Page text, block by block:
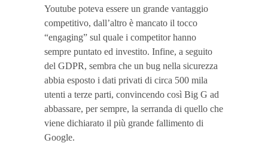
Youtube poteva essere un grande vantaggio
competitivo, dall’altro è mancato il tocco
“engaging” sul quale i competitor hanno
sempre puntato ed investito. Infine, a seguito
del GDPR, sembra che un bug nella sicurezza
abbia esposto i dati privati di circa 500 mila
utenti a terze parti, convincendo così Big G ad
abbassare, per sempre, la serranda di quello che
viene dichiarato il più grande fallimento di
Google.